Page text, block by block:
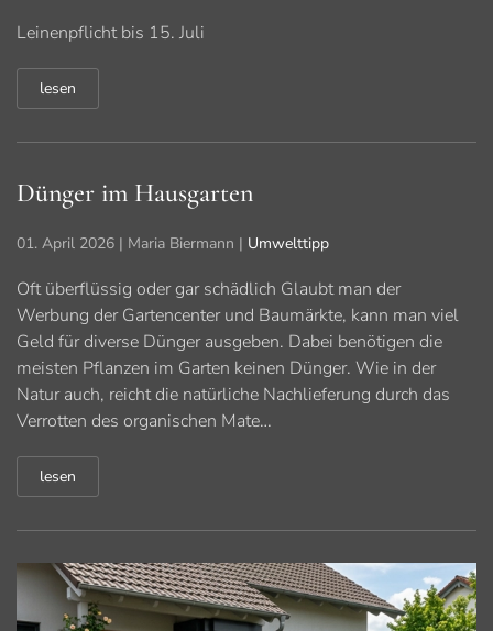
Leinenpflicht bis 15. Juli
lesen
Dünger im Hausgarten
01. April 2026 | Maria Biermann | Umwelttipp
Oft überflüssig oder gar schädlich Glaubt man der
Werbung der Gartencenter und Baumärkte, kann man viel
Geld für diverse Dünger ausgeben. Dabei benötigen die
meisten Pflanzen im Garten keinen Dünger. Wie in der
Natur auch, reicht die natürliche Nachlieferung durch das
Verrotten des organischen Mate…
lesen